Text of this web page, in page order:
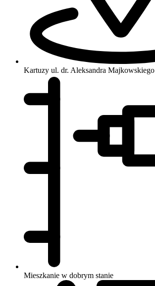
Kartuzy ul. dr. Aleksandra Majkowskiego
Mieszkanie w dobrym stanie